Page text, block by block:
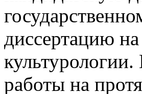
диссертацию
работы на